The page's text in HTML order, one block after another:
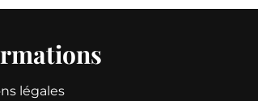
légales